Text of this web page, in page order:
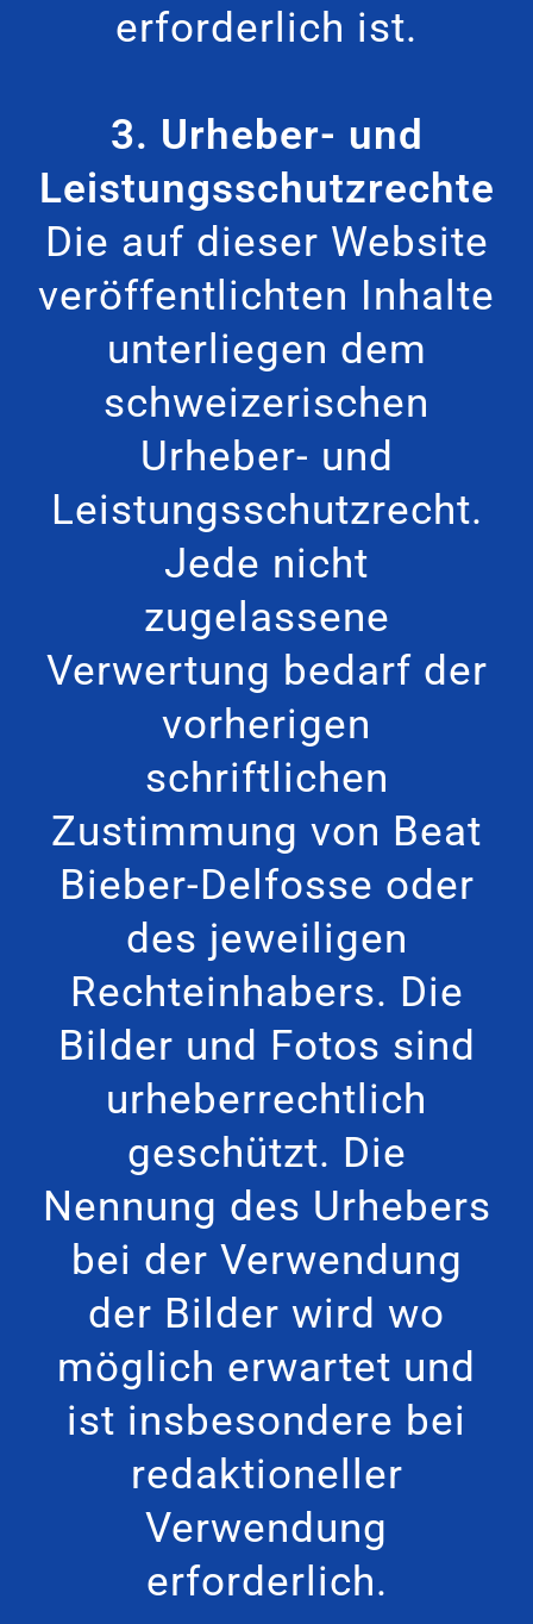
erforderlich ist.
3. Urheber- und
Leistungsschutzrechte
Die auf dieser Website
veröffentlichten Inhalte
unterliegen dem
schweizerischen
Urheber- und
Leistungsschutzrecht.
Jede nicht
zugelassene
Verwertung bedarf der
vorherigen
schriftlichen
Zustimmung von Beat
Bieber-Delfosse oder
des jeweiligen
Rechteinhabers. Die
Bilder und Fotos sind
urheberrechtlich
geschützt. Die
Nennung des Urhebers
bei der Verwendung
der Bilder wird wo
möglich erwartet und
ist insbesondere bei
redaktioneller
Verwendung
erforderlich.